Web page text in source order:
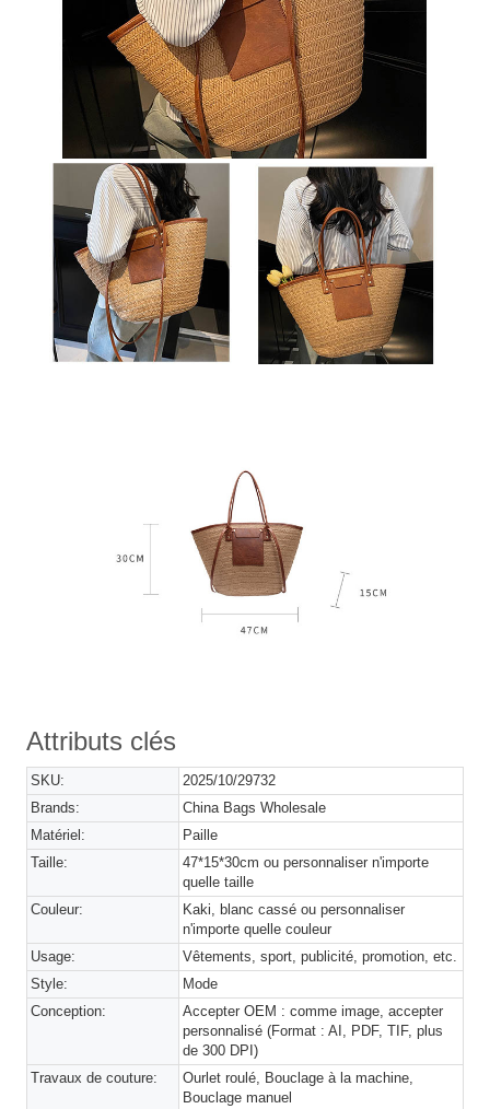
Attributs clés
SKU:
2025/10/29732
Brands:
China Bags Wholesale
Matériel:
Paille
Taille:
47*15*30cm ou personnaliser n'importe
quelle taille
Couleur:
Kaki, blanc cassé ou personnaliser
n'importe quelle couleur
Usage:
Vêtements, sport, publicité, promotion, etc.
Style:
Mode
Conception:
Accepter OEM : comme image, accepter
personnalisé (Format : AI, PDF, TIF, plus
de 300 DPI)
Travaux de couture:
Ourlet roulé, Bouclage à la machine,
Bouclage manuel